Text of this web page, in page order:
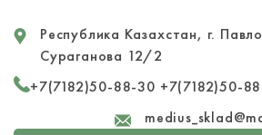
Республика Казахстан, г.
Сураганова 12/2
+7(7182)50-88-30 +7(7182)50-